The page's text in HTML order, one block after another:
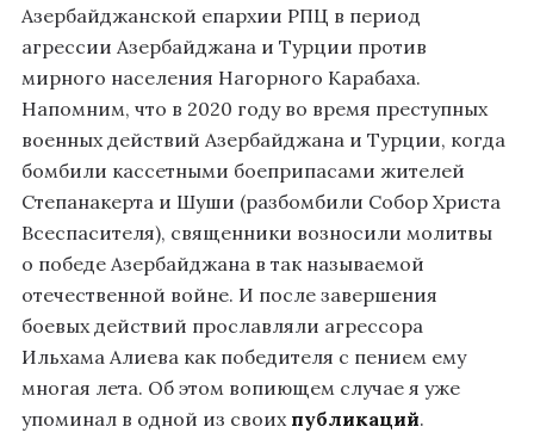
Азербайджанской епархии РПЦ в период
агрессии Азербайджана и Турции против
мирного населения Нагорного Карабаха.
Напомним, что в 2020 году во время преступных
военных действий Азербайджана и Турции, когда
бомбили кассетными боеприпасами жителей
Степанакерта и Шуши (разбомбили Собор Христа
Всеспасителя), священники возносили молитвы
о победе Азербайджана в так называемой
отечественной войне. И после завершения
боевых действий прославляли агрессора
Ильхама Алиева как победителя с пением ему
многая лета. Об этом вопиющем случае я уже
упоминал в одной из своих публикаций.